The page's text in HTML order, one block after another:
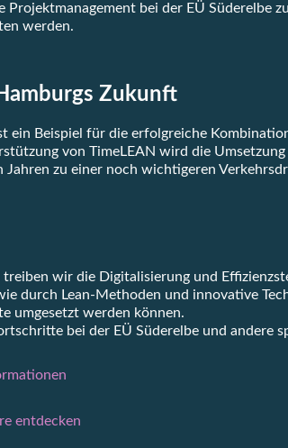
bei der EÜ Süderelbe
werden.
Zukunft
ein Beispiel für die erfolgreiche
von TimeLEAN wird die
zu einer noch wichtigeren
wir die Digitalisierung und
durch Lean-Methoden und innovative
umgesetzt werden können.
bei der EÜ Süderelbe und andere
entdecken